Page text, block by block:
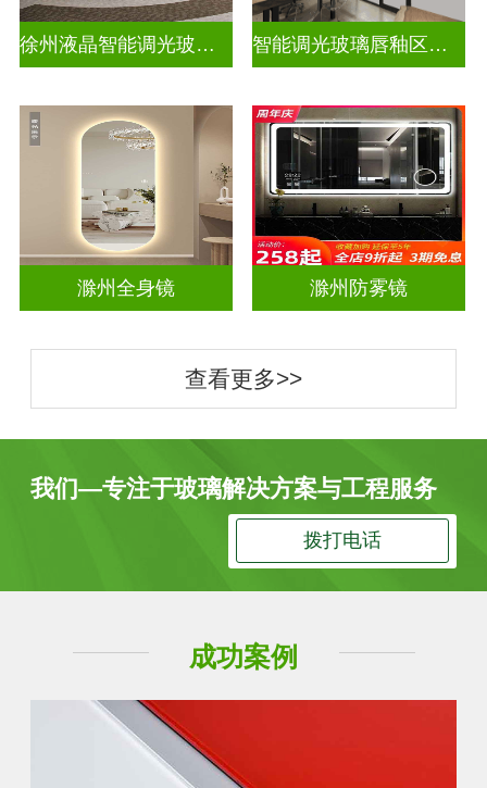
徐州液晶智能调光玻璃定做电话 智能调光玻璃唇釉区别图片高清
滁州全身镜 滁州防雾镜
查看更多>>
我们—专注于玻璃解决方案与工程服务
拨打电话
成功案例